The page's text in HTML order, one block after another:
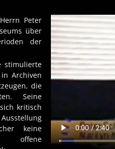
Peter
über
der
stimulierte
Archiven
die
Seine
kritisch
keine
offene